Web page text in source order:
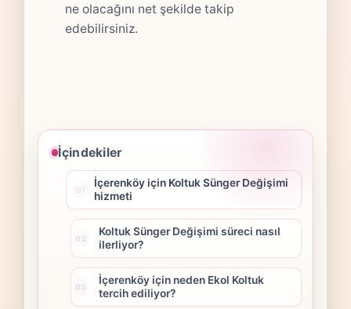
ne olacağını net şekilde takip
edebilirsiniz.
İçindekiler
İçerenköy için Koltuk Sünger Değişimi
hizmeti
Koltuk Sünger Değişimi süreci nasıl
ilerliyor?
İçerenköy için neden Ekol Koltuk
tercih ediliyor?